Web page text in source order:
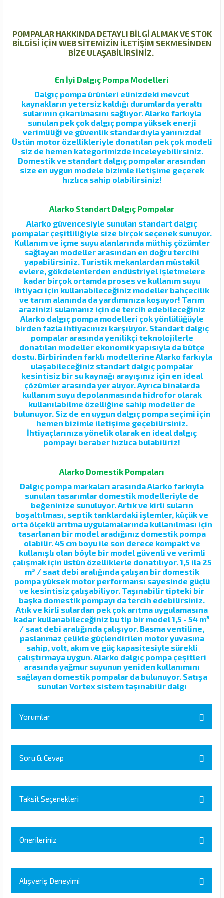
POMPALAR HAKKINDA DETAYLI BİLGİ ALMAK VE STOK
BİLGİSİ İÇİN WEB SİTEMİZİN İLETİŞİM SEKMESİNDEN
BİZE ULAŞABİLİRSİNİZ.
En İyi Dalgıç Pompa Modelleri
Dalgıç pompa ürünleri elinizdeki mevcut
kaynakların yetersiz kaldığı durumlarda yeraltı
sularının çıkarılmasını sağlıyor. Alarko farkıyla
sunulan pek çok dalgıç pompa yüksek enerji
verimliliği ve güvenlik standardıyla yanınızda!
Üstün motor özellikleriyle donatılan pek çok modeli
siz de hemen kategorimizde inceleyebilirsiniz.
Domestik ve standart dalgıç pompalar arasından
size en uygun modele bizimle iletişime geçerek
hızlıca sahip olabilirsiniz!
Alarko Standart Dalgıç Pompalar
Alarko güvencesiyle sunulan standart dalgıç
pompalar çeşitliliğiyle size birçok seçenek sunuyor.
Kullanım ve içme suyu alanlarında müthiş çözümler
sağlayan modeller arasından en doğru tercihi
yapabilirsiniz. Turistik mekanlardan müstakil
evlere, gökdelenlerden endüstriyel işletmelere
kadar birçok ortamda proses ve kullanım suyu
ihtiyacı için kullanabileceğiniz modeller bahçecilik
ve tarım alanında da yardımınıza koşuyor! Tarım
arazinizi sulamanız için de tercih edebileceğiniz
Alarko dalgıç pompa modelleri çok yönlülüğüyle
birden fazla ihtiyacınızı karşılıyor. Standart dalgıç
pompalar arasında yenilikçi teknolojilerle
donatılan modeller ekonomik yapısıyla da bütçe
dostu. Birbirinden farklı modellerine Alarko farkıyla
ulaşabileceğiniz standart dalgıç pompalar
kesintisiz bir su kaynağı arayışınız için en ideal
çözümler arasında yer alıyor. Ayrıca binalarda
kullanım suyu depolanmasında hidrofor olarak
kullanılabilme özelliğine sahip modeller de
bulunuyor. Siz de en uygun dalgıç pompa seçimi için
hemen bizimle iletişime geçebilirsiniz.
İhtiyaçlarınıza yönelik olarak en ideal dalgıç
pompayı beraber hızlıca bulabiliriz!
Alarko Domestik Pompaları
Dalgıç pompa markaları arasında Alarko farkıyla
sunulan tasarımlar domestik modelleriyle de
beğeninize sunuluyor. Artık ve kirli suların
boşaltılması, septik tanklardaki işlemler, küçük ve
orta ölçekli arıtma uygulamalarında kullanılması için
tasarlanan bir model aradığınız domestik pompa
olabilir. 45 cm boyu ile son derece kompakt ve
kullanışlı olan böyle bir model güvenli ve verimli
çalışmak için üstün özelliklerle donatılıyor. 1,5 ila 25
m³ / saat debi aralığında çalışan bir domestik
pompa yüksek motor performansı sayesinde güçlü
ve kesintisiz çalışabiliyor. Taşınabilir tipteki bir
başka domestik pompayı da tercih edebilirsiniz.
Atık ve kirli sulardan pek çok arıtma uygulamasına
kadar kullanabileceğiniz bu tip bir model 1,5 - 54 m³
/ saat debi aralığında çalışıyor. Basma ventiline,
paslanmaz çelikle güçlendirilen motor yuvasına
sahip, volt, akım ve güç kapasitesiyle sürekli
çalıştırmaya uygun. Alarko dalgıç pompa çeşitleri
arasında yağmur suyunun yeniden kullanımını
sağlayan domestik pompalar da bulunuyor. Satışa
sunulan Vortex sistem taşınabilir dalgı
Yorumlar
Yorum Yaz
Soru & Cevap
Ürün hakkında henüz soru sorulmamış.
Soru Sor
Taksit Seçenekleri
Önerileriniz
tarafımıza iletebilirsiniz.
Görüş ve önerileriniz için teşekkür ederiz.
Alışveriş Deneyimi